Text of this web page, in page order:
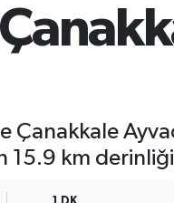
Çanakkale
15.9 km